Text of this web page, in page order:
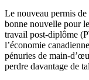
Le nouveau permis
bonne nouvelle pour
travail post-diplôme
l’économie
pénuries de main-
perdre davantage de